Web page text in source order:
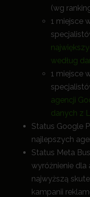
(wg
1 miejsce
według
1 miejsce
agencji
danych z
Status Google
najlepszych
Status Meta
wyróżnienie dla
najwyższą
kampanii